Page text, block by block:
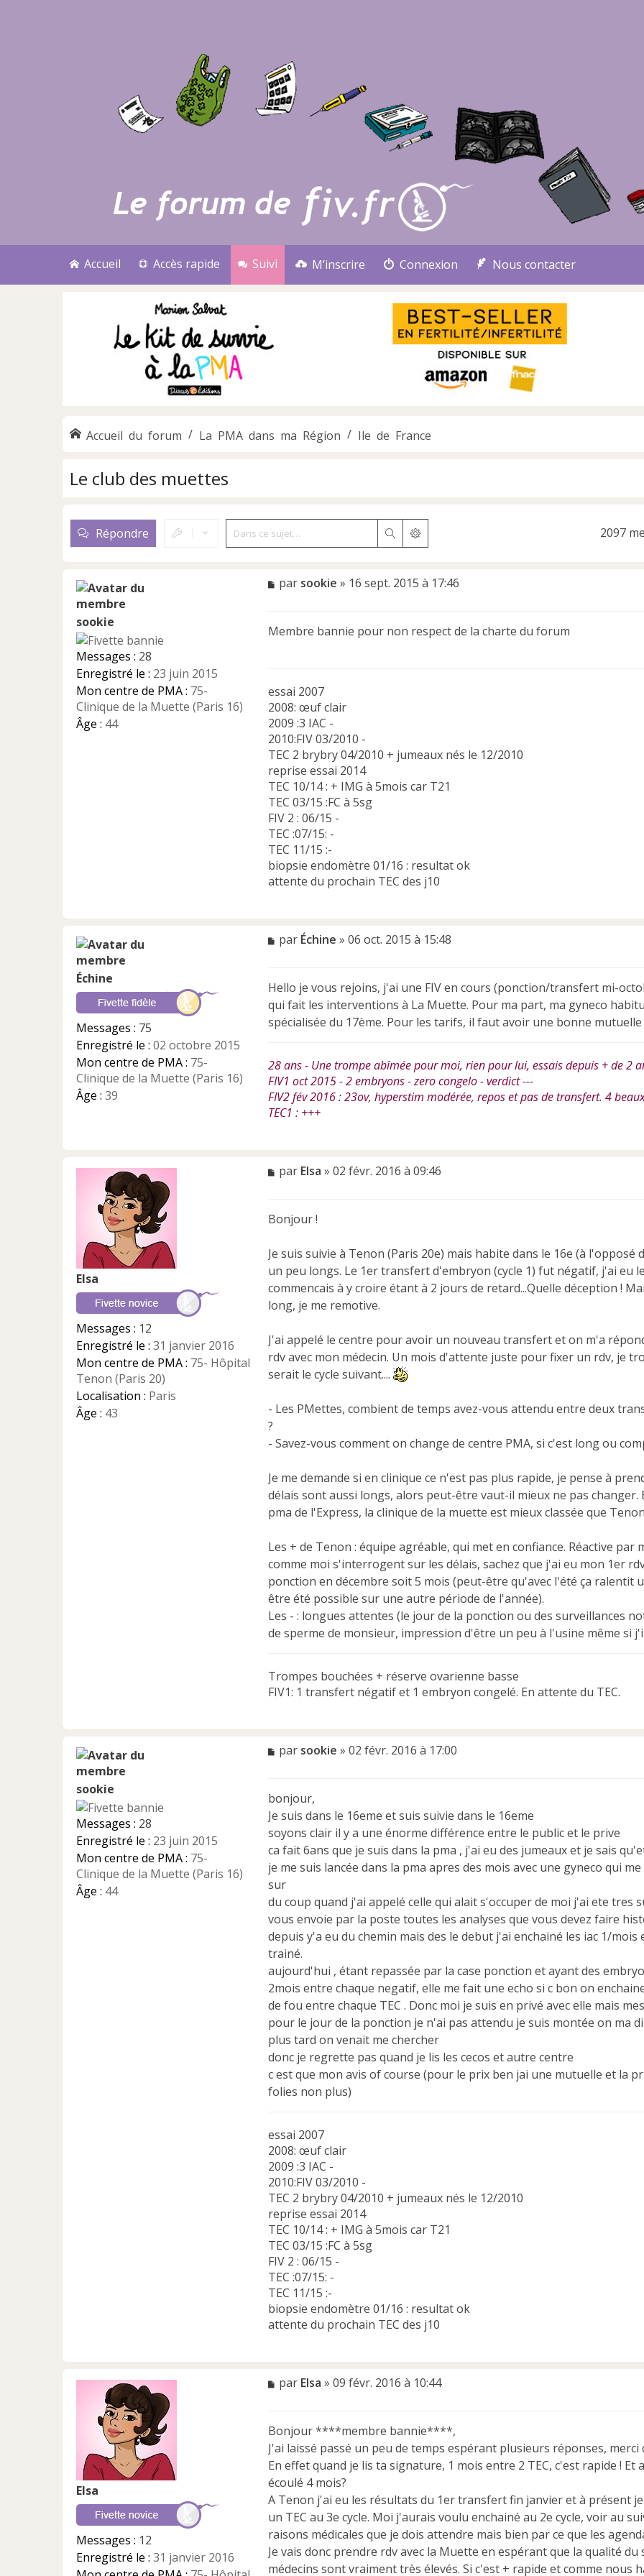
Accueil Accès rapide Suivi M’inscrire Connexion Nous contacter
Accueil du forum La PMA dans ma Région Ile de France
Le club des muettes
Répondre RechercherRecherche avancée 2097
sookie
Messages : 28
Enregistré le : 23 juin 2015
Mon centre de PMA : 75-
Clinique de la Muette (Paris 16)
Âge : 44
M
s
a
o
n
l
u
par sookie » 16 sept. 2015 à 17:46
Membre bannie pour non respect de la charte du forum
essai 2007
2008: œuf clair
2009 :3 IAC -
2010:FIV 03/2010 -
TEC 2 brybry 04/2010 + jumeaux nés le 12/2010
reprise essai 2014
TEC 10/14 : + IMG à 5mois car T21
TEC 03/15 :FC à 5sg
FIV 2 : 06/15 -
TEC :07/15: -
TEC 11/15 :-
biopsie endomètre 01/16 : resultat ok
attente du prochain TEC des j10
Échine
Messages : 75
Enregistré le : 02 octobre 2015
Mon centre de PMA : 75-
Clinique de la Muette (Paris 16)
Âge : 39
M
a
g
e
n
n
l
u
par Échine » 06 oct. 2015 à 15:48
Hello je vous rejoins, j'ai une FIV en cours (ponction/transfert mi-
qui fait les interventions à La Muette. Pour ma part, ma gyneco
spécialisée du 17ème. Pour les tarifs, il faut avoir une bonne mutuelle
28 ans - Une trompe abîmée pour moi, rien pour lui, essais depuis + de 2
FIV1 oct 2015 - 2 embryons - zero congelo - verdict ---
FIV2 fév 2016 : 23ov, hyperstim modérée, repos et pas de transfert. 4
TEC1 : +++
Elsa
Messages : 12
Enregistré le : 31 janvier 2016
Mon centre de PMA : 75- Hôpital
Tenon (Paris 20)
Localisation : Paris
Âge : 43
M
a
e
n
o
n
l
par Elsa » 02 févr. 2016 à 09:46
Bonjour !
Je suis suivie à Tenon (Paris 20e) mais habite dans le 16e (à
un peu longs. Le 1er transfert d'embryon (cycle 1) fut négatif, j'ai eu
commencais à y croire étant à 2 jours de retard...Quelle déception !
long, je me remotive.
J'ai appelé le centre pour avoir un nouveau transfert et on m'a
rdv avec mon médecin. Un mois d'attente juste pour fixer un rdv, je
serait le cycle suivant....
- Les PMettes, combient de temps avez-vous attendu entre deux
?
- Savez-vous comment on change de centre PMA, si c'est long ou
Je me demande si en clinique ce n'est pas plus rapide, je pense à
délais sont aussi longs, alors peut-être vaut-il mieux ne pas
pma de l'Express, la clinique de la muette est mieux classée que
Les + de Tenon : équipe agréable, qui met en confiance. Réactive
comme moi s'interrogent sur les délais, sachez que j'ai eu mon 1er
ponction en décembre soit 5 mois (peut-être qu'avec l'été ça ralentit
être été possible sur une autre période de l'année).
Les - : longues attentes (le jour de la ponction ou des surveillances
de sperme de monsieur, impression d'être un peu à l'usine même si
Trompes bouchées + réserve ovarienne basse
FIV1: 1 transfert négatif et 1 embryon congelé. En attente du TEC.
sookie
Messages : 28
Enregistré le : 23 juin 2015
Mon centre de PMA : 75-
Clinique de la Muette (Paris 16)
Âge : 44
M
a
g
e
n
o
n
l
u
par sookie » 02 févr. 2016 à 17:00
bonjour,
Je suis dans le 16eme et suis suivie dans le 16eme
soyons clair il y a une énorme différence entre le public et le prive
ca fait 6ans que je suis dans la pma , j'ai eu des jumeaux et je sais
je me suis lancée dans la pma apres des mois avec une gyneco qui
sur
du coup quand j'ai appelé celle qui alait s'occuper de moi j'ai ete tres
vous envoie par la poste toutes les analyses que vous devez faire
depuis y'a eu du chemin mais des le debut j'ai enchainé les iac 1/
trainé.
aujourd'hui , étant repassée par la case ponction et ayant des
2mois entre chaque negatif, elle me fait une echo si c bon on
de fou entre chaque TEC . Donc moi je suis en privé avec elle mais
pour le jour de la ponction je n'ai pas attendu je suis montée on ma
plus tard on venait me chercher
donc je regrette pas quand je lis les cecos et autre centre
c est que mon avis of course (pour le prix ben jai une mutuelle et la
folies non plus)
essai 2007
2008: œuf clair
2009 :3 IAC -
2010:FIV 03/2010 -
TEC 2 brybry 04/2010 + jumeaux nés le 12/2010
reprise essai 2014
TEC 10/14 : + IMG à 5mois car T21
TEC 03/15 :FC à 5sg
FIV 2 : 06/15 -
TEC :07/15: -
TEC 11/15 :-
biopsie endomètre 01/16 : resultat ok
attente du prochain TEC des j10
Elsa
Messages : 12
Enregistré le : 31 janvier 2016
M
a
g
e
n
o
n
l
u
par Elsa » 09 févr. 2016 à 10:44
Bonjour ****membre bannie****,
J'ai laissé passé un peu de temps espérant plusieurs réponses, merci
En effet quand je lis ta signature, 1 mois entre 2 TEC, c'est rapide !
écoulé 4 mois?
A Tenon j'ai eu les résultats du 1er transfert fin janvier et à présent
un TEC au 3e cycle. Moi j'aurais voulu enchainé au 2e cycle, voir au
raisons médicales que je dois attendre mais bien par ce que les
Je vais donc prendre rdv avec la Muette en espérant que la qualité
médecins sont vraiment très élevés. Si c'est + rapide et comme nous